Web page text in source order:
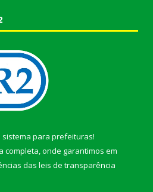
sistema para prefeituras!
completa, onde garantimos em
das leis de transparência